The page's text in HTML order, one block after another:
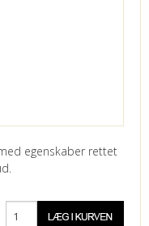
egenskaber rettet